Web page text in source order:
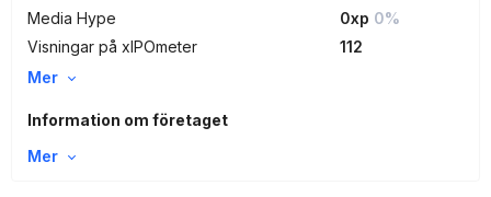
Media Hype
0xp 0%
Visningar på xIPOmeter
112
Mer
Information om företaget
Mer